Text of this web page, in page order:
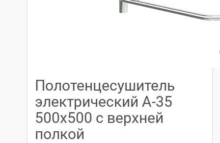
Полотенцесушитель
электрический А-35
500х500 с верхней
полкой